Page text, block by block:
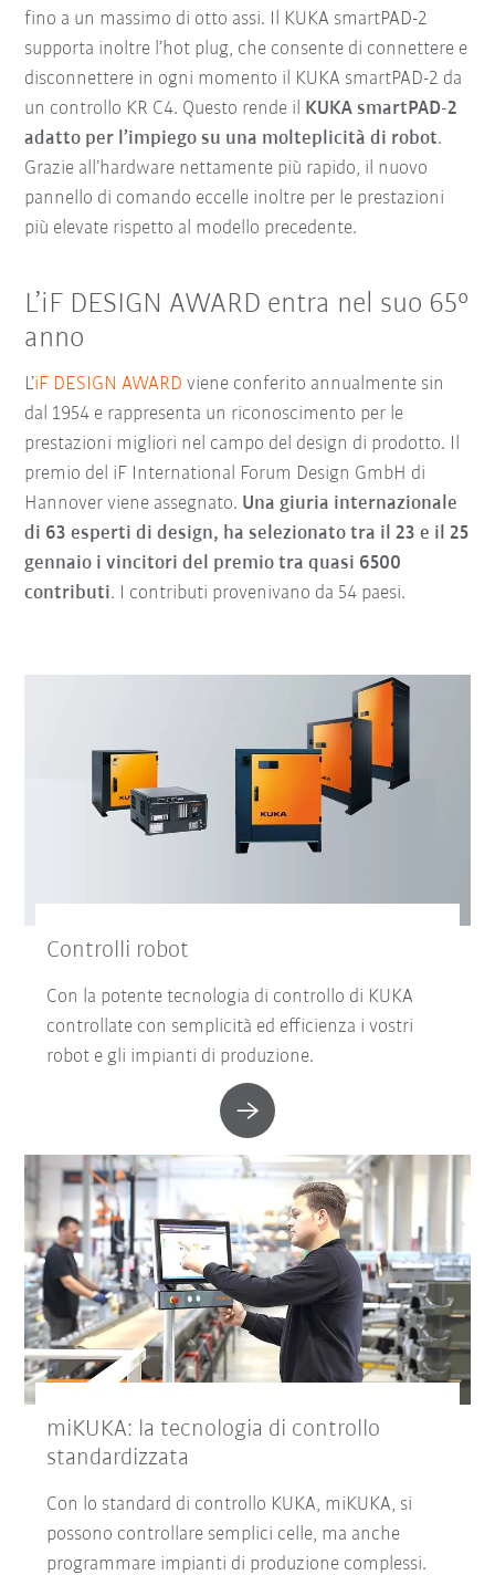
fino a un massimo di otto assi. Il KUKA smartPAD-2
supporta inoltre l’hot plug, che consente di connettere e
disconnettere in ogni momento il KUKA smartPAD-2 da
un controllo KR C4. Questo rende il
KUKA smartPAD-2
adatto per l’impiego su una molteplicità di robot.
Grazie all’hardware nettamente più rapido, il nuovo
pannello di comando eccelle inoltre per le prestazioni
più elevate rispetto al modello precedente.
L’iF DESIGN AWARD entra nel suo 65°
anno
L’iF DESIGN AWARD viene conferito annualmente sin
dal 1954 e rappresenta un riconoscimento per le
prestazioni migliori nel campo del design di prodotto. Il
premio del iF International Forum Design GmbH di
Hannover viene assegnato. Una giuria internazionale
di 63 esperti di design, ha selezionato tra il 23 e il 25
gennaio i vincitori del premio tra quasi 6500
contributi. I contributi provenivano da 54 paesi.
Controlli robot
Con la potente tecnologia di controllo di KUKA
controllate con semplicità ed efficienza i vostri
robot e gli impianti di produzione.
miKUKA: la tecnologia di controllo
standardizzata
Con lo standard di controllo KUKA, miKUKA, si
possono controllare semplici celle, ma anche
programmare impianti di produzione complessi.